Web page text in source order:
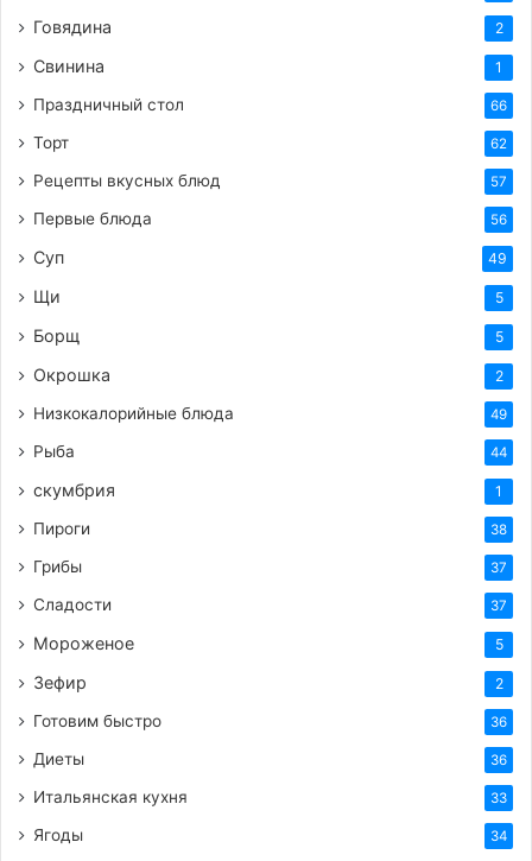
Говядина 2
Свинина 1
Праздничный стол 66
Торт 62
Рецепты вкусных блюд 57
Первые блюда 56
Суп 49
Щи 5
Борщ 5
Окрошка 2
Низкокалорийные блюда 49
Рыба 44
скумбрия 1
Пироги 38
Грибы 37
Сладости 37
Мороженое 5
Зефир 2
Готовим быстро 36
Диеты 36
Итальянская кухня 33
Ягоды 34